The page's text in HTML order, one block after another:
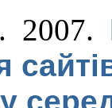
. 2007.